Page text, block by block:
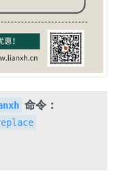
命令：